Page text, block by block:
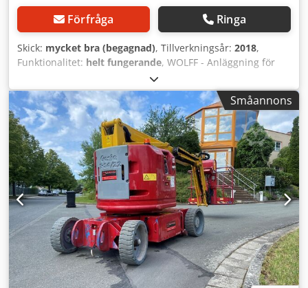
Förfråga Ringa
Skick: mycket bra (begagnad), Tillverkningsår: 2018,
Funktionalitet: helt fungerande, WOLFF - Anläggning för
sandseparering och spolning Dedpfx Akjy N Rtysqock
Småannons